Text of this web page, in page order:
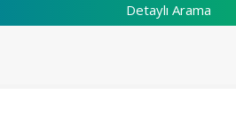
Detaylı Arama